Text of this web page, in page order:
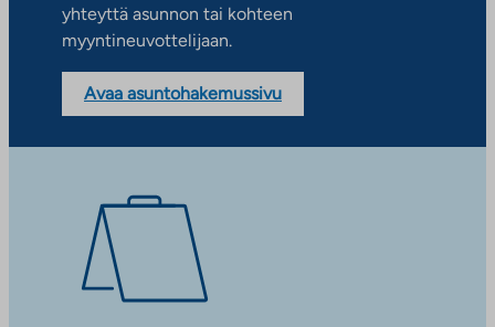
yhteyttä asunnon tai kohteen
myyntineuvottelijaan.
Avaa asuntohakemussivu